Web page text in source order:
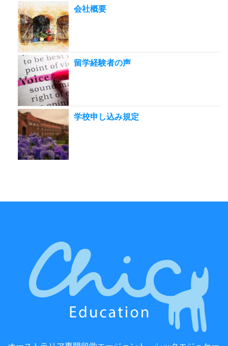
会社概要
留学経験者の声
学校申し込み規定